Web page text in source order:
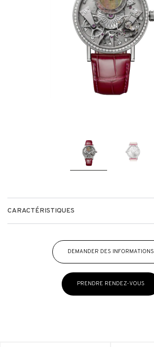
CARACTÉRISTIQUES
DEMANDER DES INFORMATIONS
PRENDRE RENDEZ-VOUS